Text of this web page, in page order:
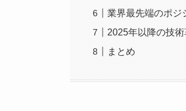
業界最先端のポジ
2025年以降の技
まとめ